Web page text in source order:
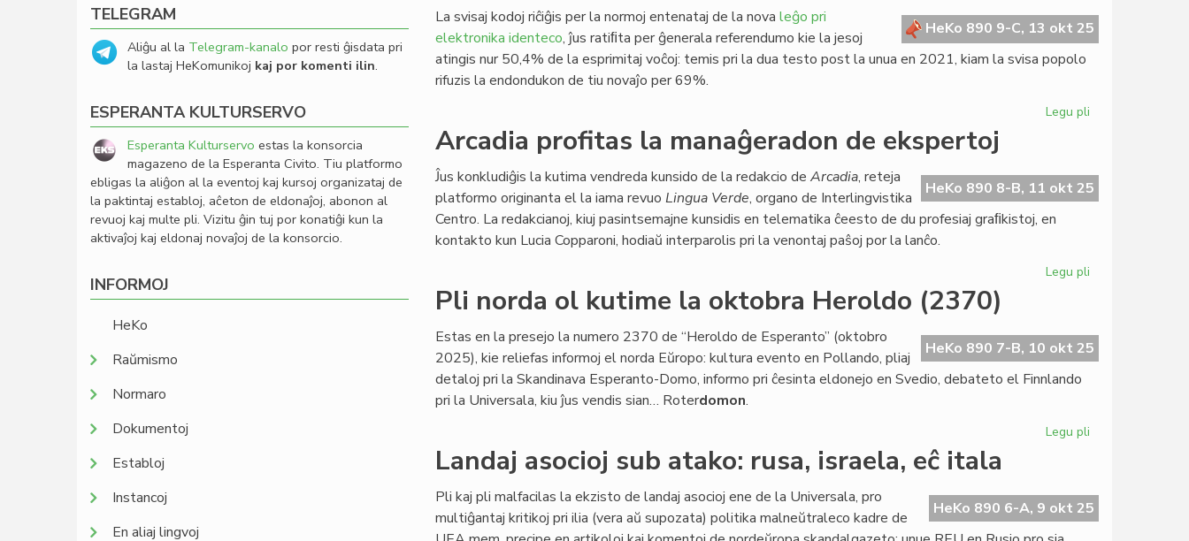
situacio
de
ENa
HeKo 890 9-C, 13 okt 25
La svisaj kodoj riĉiĝis per la normoj entenataj de la nova leĝo pri
elektronika identeco, ĵus ratiﬁta per ĝenerala referendumo kie la jesoj
atingis nur 50,4% de la esprimitaj voĉoj: temis pri la dua testo post la unua en 2021, kiam la svisa popolo
rifuzis la endondukon de tiu novaĵo per 69%.
Legu pli
procedura
modelo
Arcadia profitas la manaĝeradon de ekspertoj
HeKo 890 8-B, 11 okt 25
Ĵus konkludiĝis la kutima vendreda kunsido de la redakcio de Arcadia, reteja
platformo originanta el la iama revuo Lingua Verde, organo de Interlingvistika
Centro. La redakcianoj, kiuj pasintsemajne kunsidis en telematika ĉeesto de du profesiaj graﬁkistoj, en
kontakto kun Lucia Copparoni, hodiaŭ interparolis pri la venontaj paŝoj por la lanĉo.
Legu pli
manaĝeradon
de
Pli norda ol kutime la oktobra Heroldo (2370)
HeKo 890 7-B, 10 okt 25
Estas en la presejo la numero 2370 de “Heroldo de Esperanto” (oktobro
2025), kie reliefas informoj el norda Eŭropo: kultura evento en Pollando, pliaj
detaloj pri la Skandinava Esperanto-Domo, informo pri ĉesinta eldonejo en Svedio, debateto el Finnlando
pri la Universala, kiu ĵus vendis sian… Roterdomon.
Legu pli
kutime
la
Landaj asocioj sub atako: rusa, israela, eĉ itala
HeKo 890 6-A, 9 okt 25
Pli kaj pli malfacilas la ekzisto de landaj asocioj ene de la Universala, pro
multiĝantaj kritikoj pri ilia (vera aŭ supozata) politika malneŭtraleco kadre de
TELEGRAM
Aliĝu al la Telegram-kanalo por resti ĝisdata pri
la lastaj HeKomunikoj kaj por komenti ilin.
ESPERANTA KULTURSERVO
Esperanta Kulturservo estas la konsorcia
magazeno de la Esperanta Civito. Tiu platformo
ebligas la aliĝon al la eventoj kaj kursoj organizataj de
la paktintaj establoj, aĉeton de eldonaĵoj, abonon al
revuoj kaj multe pli. Vizitu ĝin tuj por konatiĝi kun la
aktivaĵoj kaj eldonaj novaĵoj de la konsorcio.
INFORMOJ
HeKo
Raŭmismo
Normaro
Dokumentoj
Establoj
Instancoj
En aliaj lingvoj